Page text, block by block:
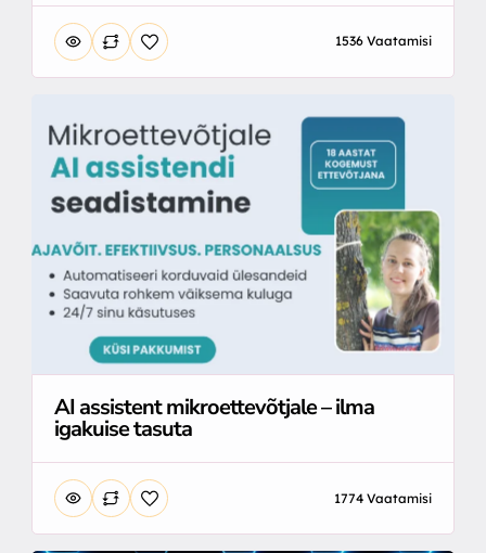
1536 Vaatamisi
AI assistent mikroettevõtjale – ilma
igakuise tasuta
1774 Vaatamisi